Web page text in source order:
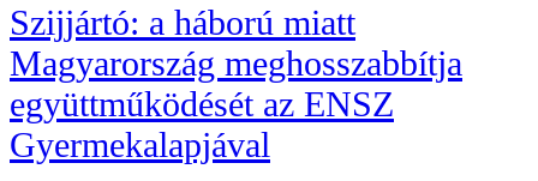
Szijjártó: a háború miatt
Magyarország meghosszabbítja
együttműködését az ENSZ
Gyermekalapjával